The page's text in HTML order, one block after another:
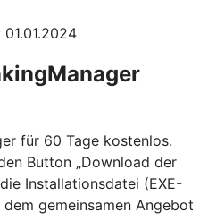
für 60 Tage kostenlos.
Button „Download der
Installationsdatei (EXE-
gemeinsamen Angebot